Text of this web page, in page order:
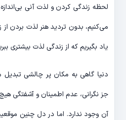
یاد بگیریم که از زندگی لذت بیشتری
دنیا گاهی به مکان پر چالشی